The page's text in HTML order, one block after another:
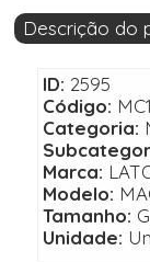
Descrição do
ID: 2595
Código:
Categoria:
Marca:
Modelo:
Tamanho: G
Unidade: